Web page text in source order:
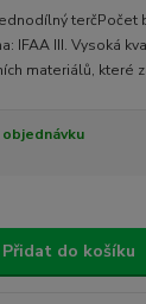
terčPočet
IFAA III. Vysoká
materiálů, které
objednávku
Přidat do košíku